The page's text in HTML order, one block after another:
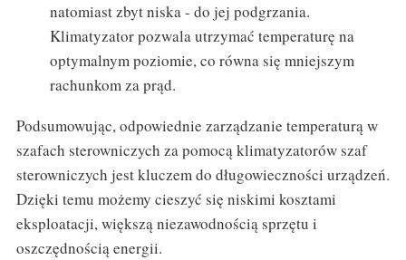
natomiast zbyt niska - do jej podgrzania.
Klimatyzator pozwala utrzymać temperaturę na
optymalnym poziomie, co równa się mniejszym
rachunkom za prąd.
Podsumowując, odpowiednie zarządzanie temperaturą w
szafach sterowniczych za pomocą klimatyzatorów szaf
sterowniczych jest kluczem do długowieczności urządzeń.
Dzięki temu możemy cieszyć się niskimi kosztami
eksploatacji, większą niezawodnością sprzętu i
oszczędnością energii.